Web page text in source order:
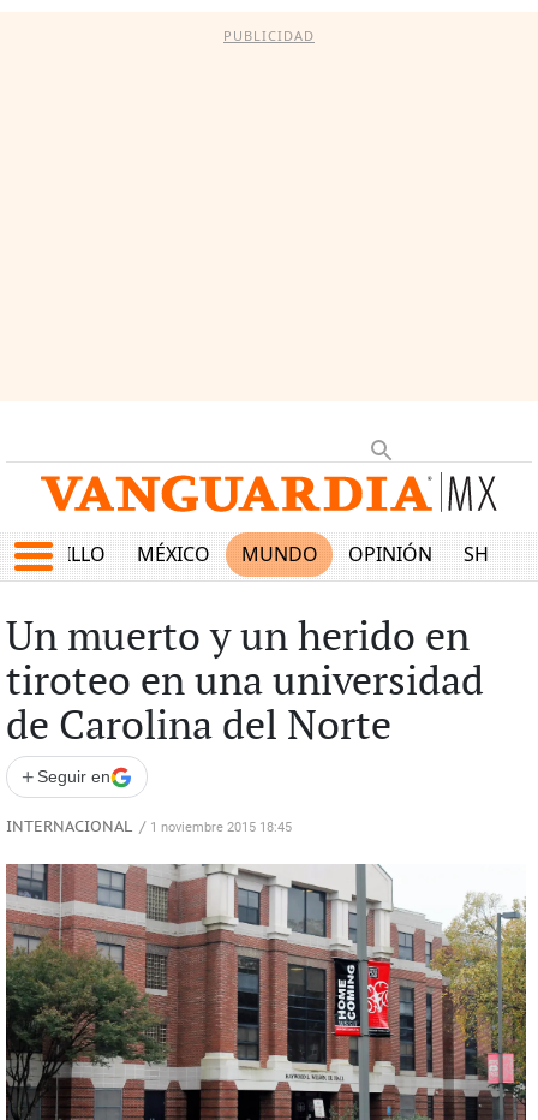
PUBLICIDAD
SALTILLO MÉXICO MUNDO OPINIÓN SHOW
Un muerto y un herido en
tiroteo en una universidad
de Carolina del Norte
+ Seguir en
INTERNACIONAL / 1 noviembre 2015 18:45